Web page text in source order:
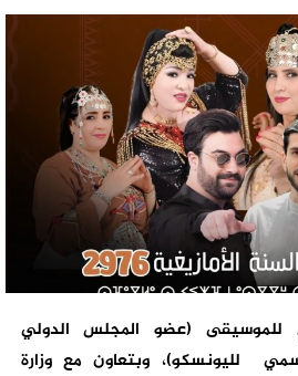
للموسيقى (عضو المجلس الدولي
لليونسكو)، وبتعاون مع وزارة